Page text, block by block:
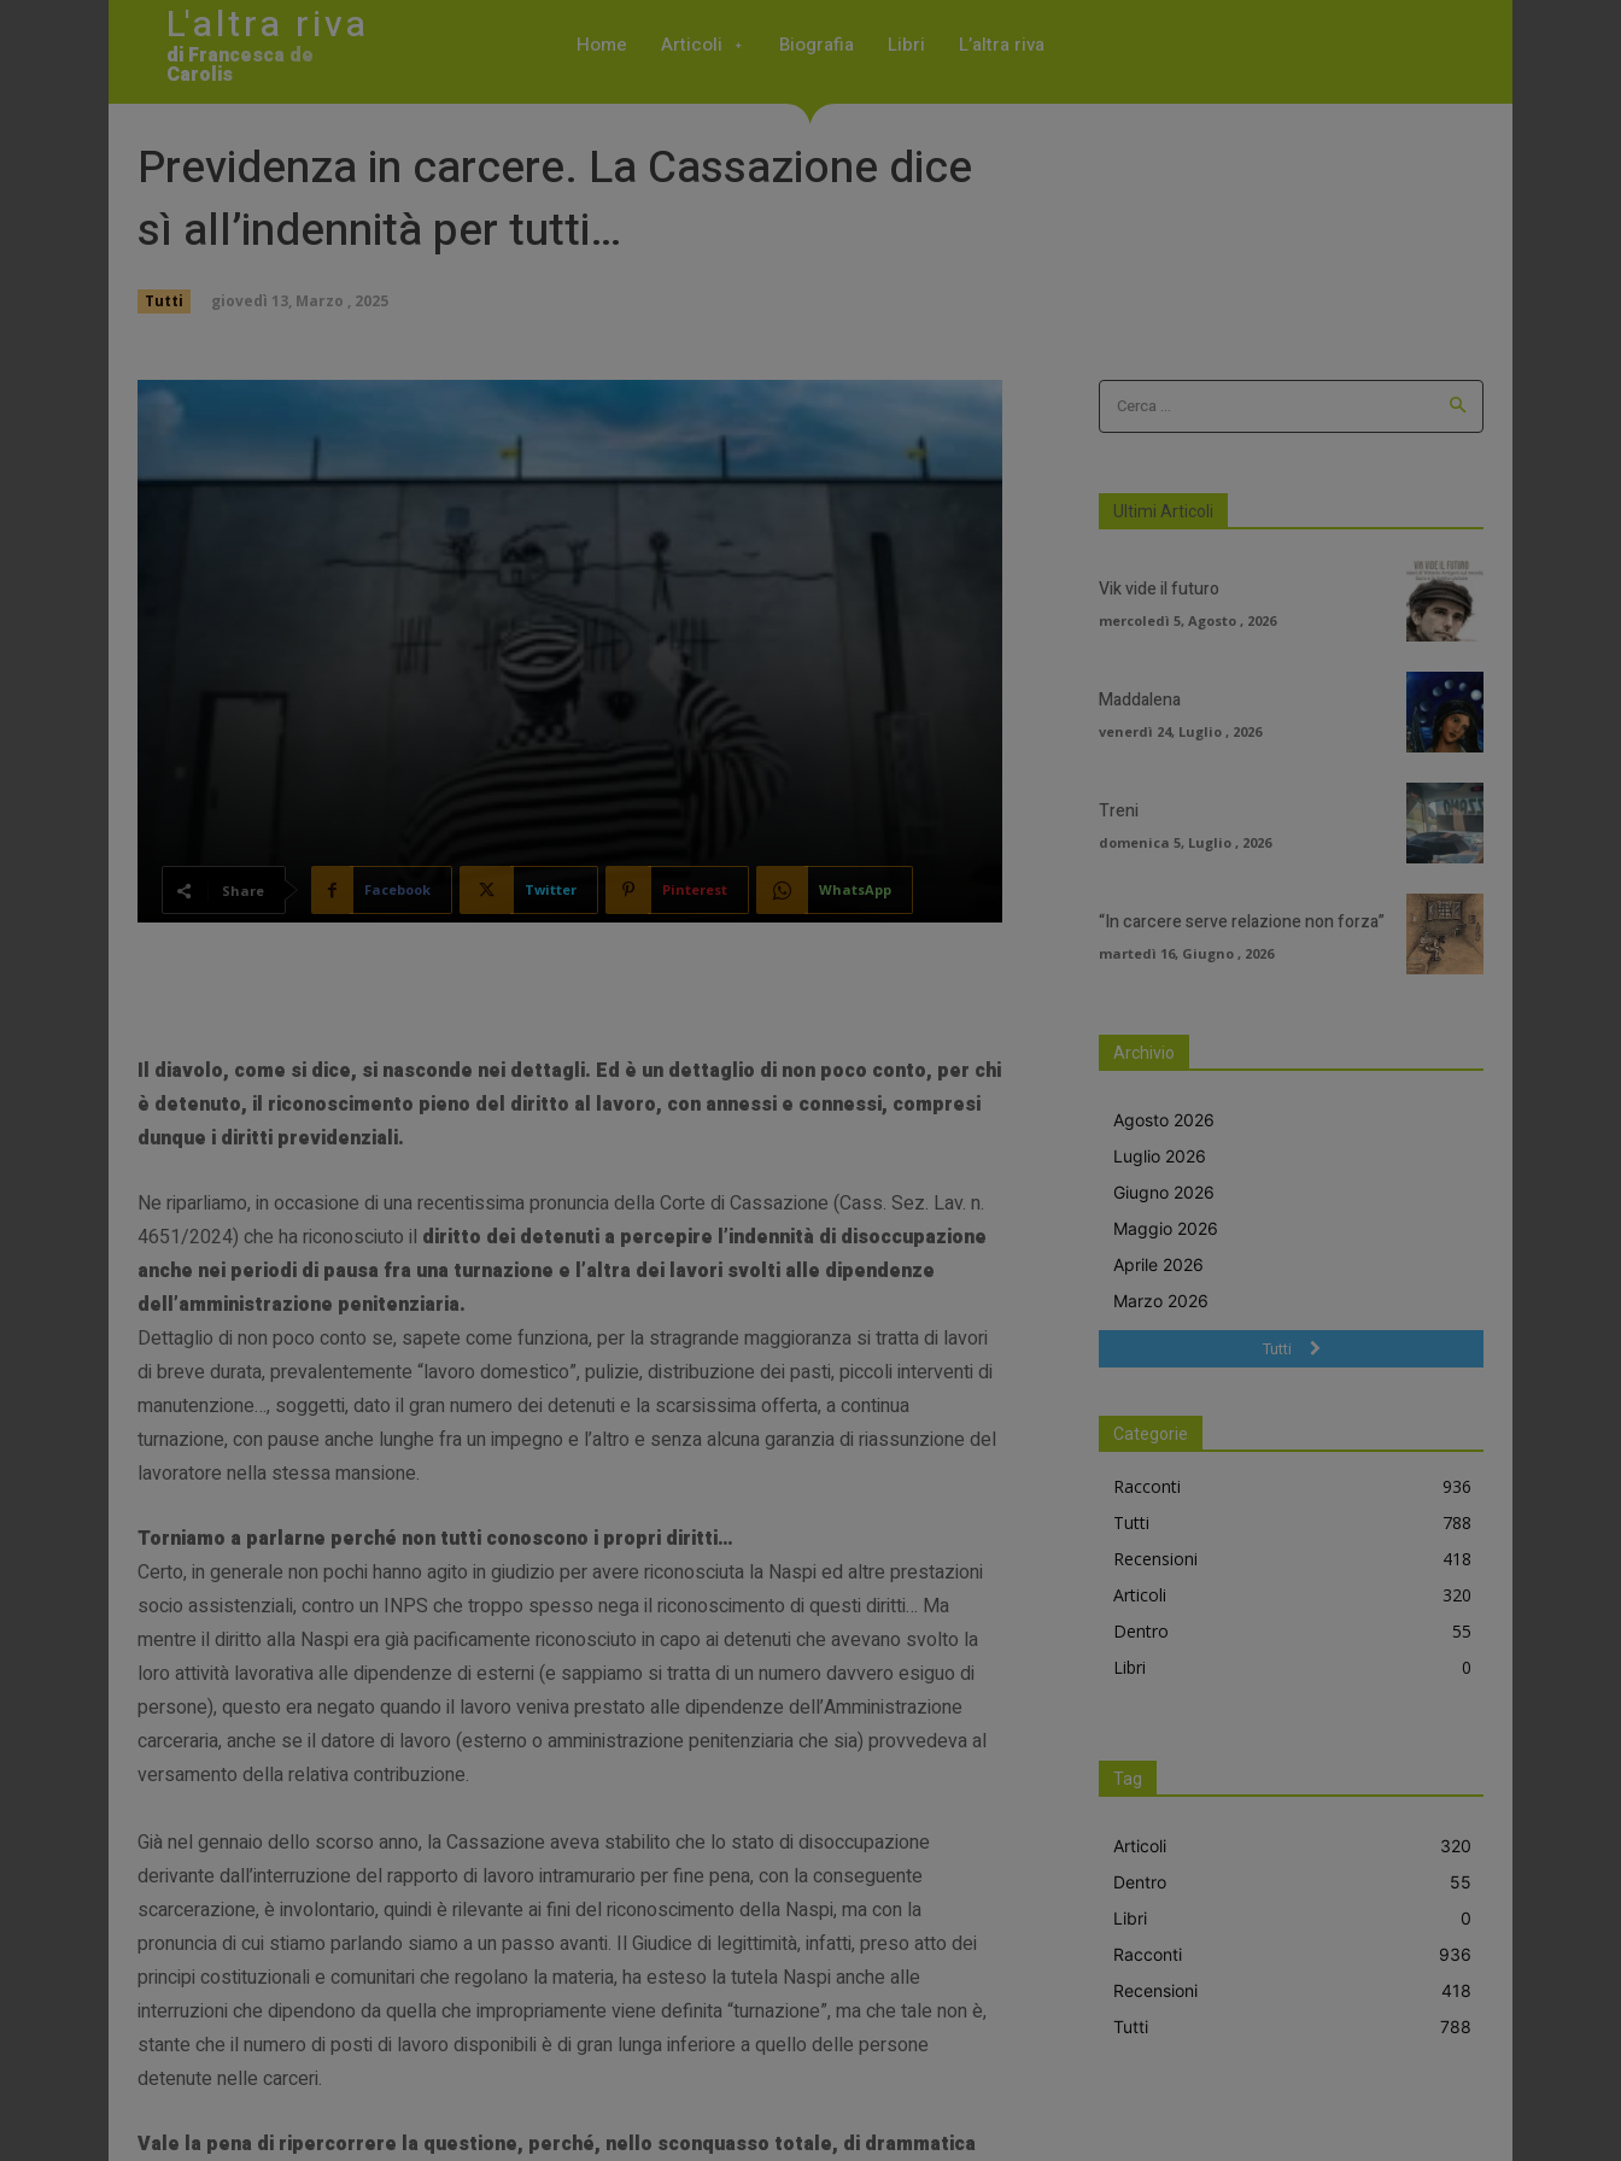
L'altra riva
di Francesca de
Carolis
Home Articoli Biografia Libri L’altra riva
Previdenza in carcere. La Cassazione dice
sì all’indennità per tutti…
Tutti giovedì 13, Marzo , 2025
Share Facebook Twitter Pinterest WhatsApp
Il diavolo, come si dice, si nasconde nei dettagli. Ed è un dettaglio di non poco conto, per chi
è detenuto, il riconoscimento pieno del diritto al lavoro, con annessi e connessi, compresi
dunque i diritti previdenziali.
Ne riparliamo, in occasione di una recentissima pronuncia della Corte di Cassazione (Cass. Sez. Lav. n.
4651/2024) che ha riconosciuto il diritto dei detenuti a percepire l’indennità di disoccupazione
anche nei periodi di pausa fra una turnazione e l’altra dei lavori svolti alle dipendenze
dell’amministrazione penitenziaria.
Dettaglio di non poco conto se, sapete come funziona, per la stragrande maggioranza si tratta di lavori
di breve durata, prevalentemente “lavoro domestico”, pulizie, distribuzione dei pasti, piccoli interventi di
manutenzione…, soggetti, dato il gran numero dei detenuti e la scarsissima offerta, a continua
turnazione, con pause anche lunghe fra un impegno e l’altro e senza alcuna garanzia di riassunzione del
lavoratore nella stessa mansione.
Torniamo a parlarne perché non tutti conoscono i propri diritti…
Certo, in generale non pochi hanno agito in giudizio per avere riconosciuta la Naspi ed altre prestazioni
socio assistenziali, contro un INPS che troppo spesso nega il riconoscimento di questi diritti… Ma
mentre il diritto alla Naspi era già pacificamente riconosciuto in capo ai detenuti che avevano svolto la
loro attività lavorativa alle dipendenze di esterni (e sappiamo si tratta di un numero davvero esiguo di
persone), questo era negato quando il lavoro veniva prestato alle dipendenze dell’Amministrazione
carceraria, anche se il datore di lavoro (esterno o amministrazione penitenziaria che sia) provvedeva al
versamento della relativa contribuzione.
Già nel gennaio dello scorso anno, la Cassazione aveva stabilito che lo stato di disoccupazione
derivante dall’interruzione del rapporto di lavoro intramurario per fine pena, con la conseguente
scarcerazione, è involontario, quindi è rilevante ai fini del riconoscimento della Naspi, ma con la
pronuncia di cui stiamo parlando siamo a un passo avanti. Il Giudice di legittimità, infatti, preso atto dei
principi costituzionali e comunitari che regolano la materia, ha esteso la tutela Naspi anche alle
interruzioni che dipendono da quella che impropriamente viene definita “turnazione”, ma che tale non è,
stante che il numero di posti di lavoro disponibili è di gran lunga inferiore a quello delle persone
detenute nelle carceri.
Vale la pena di ripercorrere la questione, perché, nello sconquasso totale, di drammatica
Cerca ...
Ultimi Articoli
Vik vide il futuro
mercoledì 5, Agosto , 2026
Maddalena
venerdì 24, Luglio , 2026
Treni
domenica 5, Luglio , 2026
“In carcere serve relazione non forza”
martedì 16, Giugno , 2026
Archivio
Agosto 2026
Luglio 2026
Giugno 2026
Maggio 2026
Aprile 2026
Marzo 2026
Tutti
Categorie
Racconti
936
Tutti
788
Recensioni
418
Articoli
320
Dentro
55
Libri
0
Tag
Articoli
320
Dentro
55
Libri
0
Racconti
936
Recensioni
418
Tutti
788